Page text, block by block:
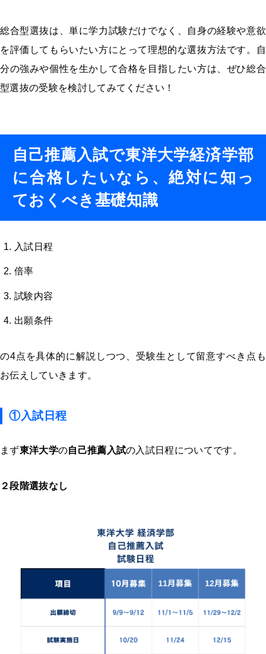
総合型選抜は、単に学力試験だけでなく、自身の経験や意欲
を評価してもらいたい方にとって理想的な選抜方法です。自
分の強みや個性を生かして合格を目指したい方は、ぜひ総合
型選抜の受験を検討してみてください！
自己推薦入試で東洋大学経済学部
に合格したいなら、絶対に知っ
ておくべき基礎知識
入試日程
倍率
試験内容
出願条件
の4点を具体的に解説しつつ、受験生として留意すべき点も
お伝えしていきます。
①入試日程
まず東洋大学の自己推薦入試の入試日程についてです。
２段階選抜なし